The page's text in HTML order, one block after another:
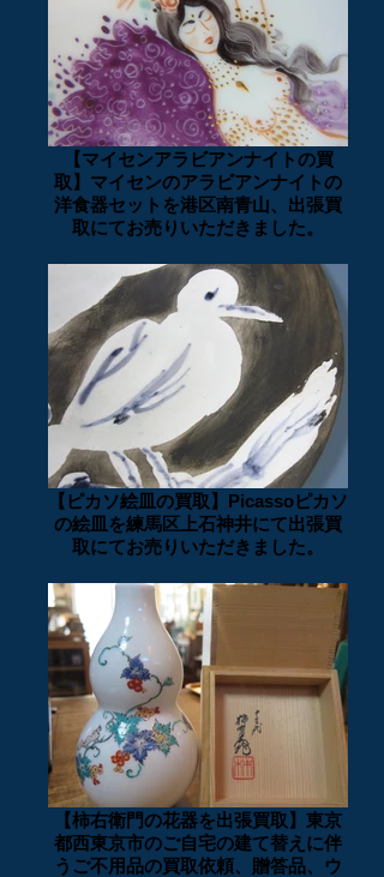
【マイセンアラビアンナイトの買
取】マイセンのアラビアンナイトの
洋食器セットを港区南青山、出張買
取にてお売りいただきました。
【ピカソ絵皿の買取】Picassoピカソ
の絵皿を練馬区上石神井にて出張買
取にてお売りいただきました。
【柿右衛門の花器を出張買取】東京
都西東京市のご自宅の建て替えに伴
うご不用品の買取依頼、贈答品、ウ